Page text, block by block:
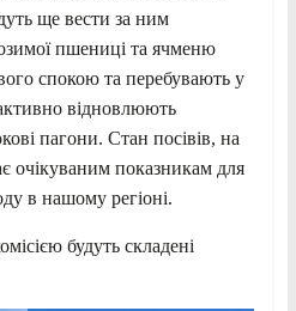
ще вести за ним
пшениці та ячменю
спокою та перебувають у
відновлюють
пагони. Стан посівів, на
очікуваним показникам для
в нашому регіоні.
будуть складені